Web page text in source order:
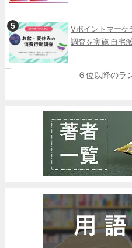
Vポイントマーケ
調査を実施 自宅
６位以降のラ